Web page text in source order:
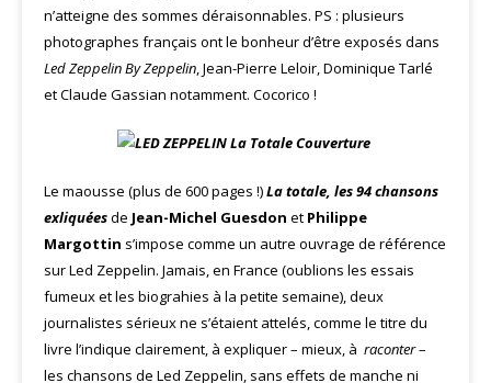
n’atteigne des sommes déraisonnables. PS : plusieurs
photographes français ont le bonheur d’être exposés dans
Led Zeppelin By Zeppelin, Jean-Pierre Leloir, Dominique Tarlé
et Claude Gassian notamment. Cocorico !
Le maousse (plus de 600 pages !)La totale, les 94 chansons
exliquéesde Jean-Michel Guesdon et Philippe
Margottin s’impose comme un autre ouvrage de référence
sur Led Zeppelin. Jamais, en France (oublions les essais
fumeux et les biograhies à la petite semaine), deux
journalistes sérieux ne s’étaient attelés, comme le titre du
livre l’indique clairement, à expliquer – mieux, à raconter–
les chansons de Led Zeppelin, sans effets de manche ni